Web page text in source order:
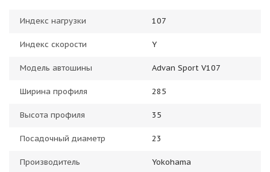
Индекс нагрузки 107
Индекс скорости Y
Модель автошины Advan Sport V107
Ширина профиля 285
Высота профиля 35
Посадочный диаметр 23
Производитель Yokohama